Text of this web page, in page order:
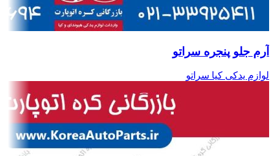
آرم جلو پنجره سراتو
لوازم یدکی کیا سراتو